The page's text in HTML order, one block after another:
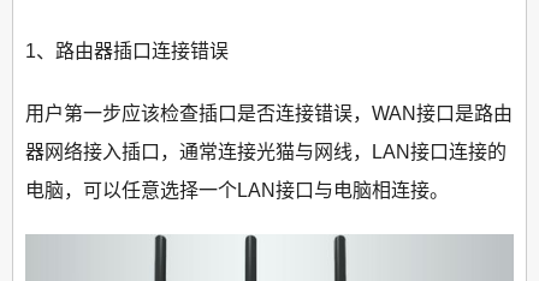
1、路由器插口连接错误
用户第一步应该检查插口是否连接错误，WAN接口是路由
器网络接入插口，通常连接光猫与网线，LAN接口连接的
电脑，可以任意选择一个LAN接口与电脑相连接。